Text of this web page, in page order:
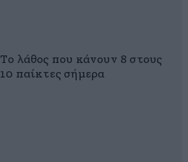
Το λάθος που κάνουν 8 στους
10 παίκτες σήμερα